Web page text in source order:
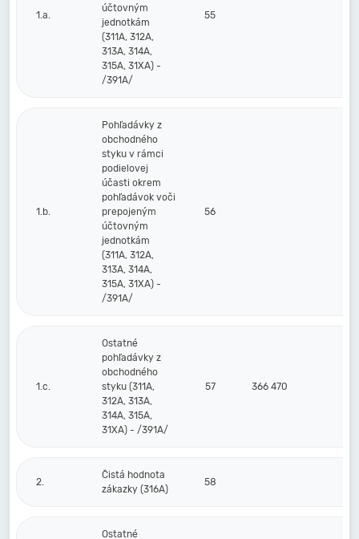
1.a.
účtovným
jednotkám
(311A, 312A,
313A, 314A,
315A, 31XA) -
/391A/
55
1.b.
Pohľadávky z
obchodného
styku v rámci
podielovej
účasti okrem
pohľadávok voči
prepojeným
účtovným
jednotkám
(311A, 312A,
313A, 314A,
315A, 31XA) -
/391A/
56
1.c.
Ostatné
pohľadávky z
obchodného
styku (311A,
312A, 313A,
314A, 315A,
31XA) - /391A/
57 366 470
2.
Čistá hodnota
zákazky (316A)
58
Ostatné